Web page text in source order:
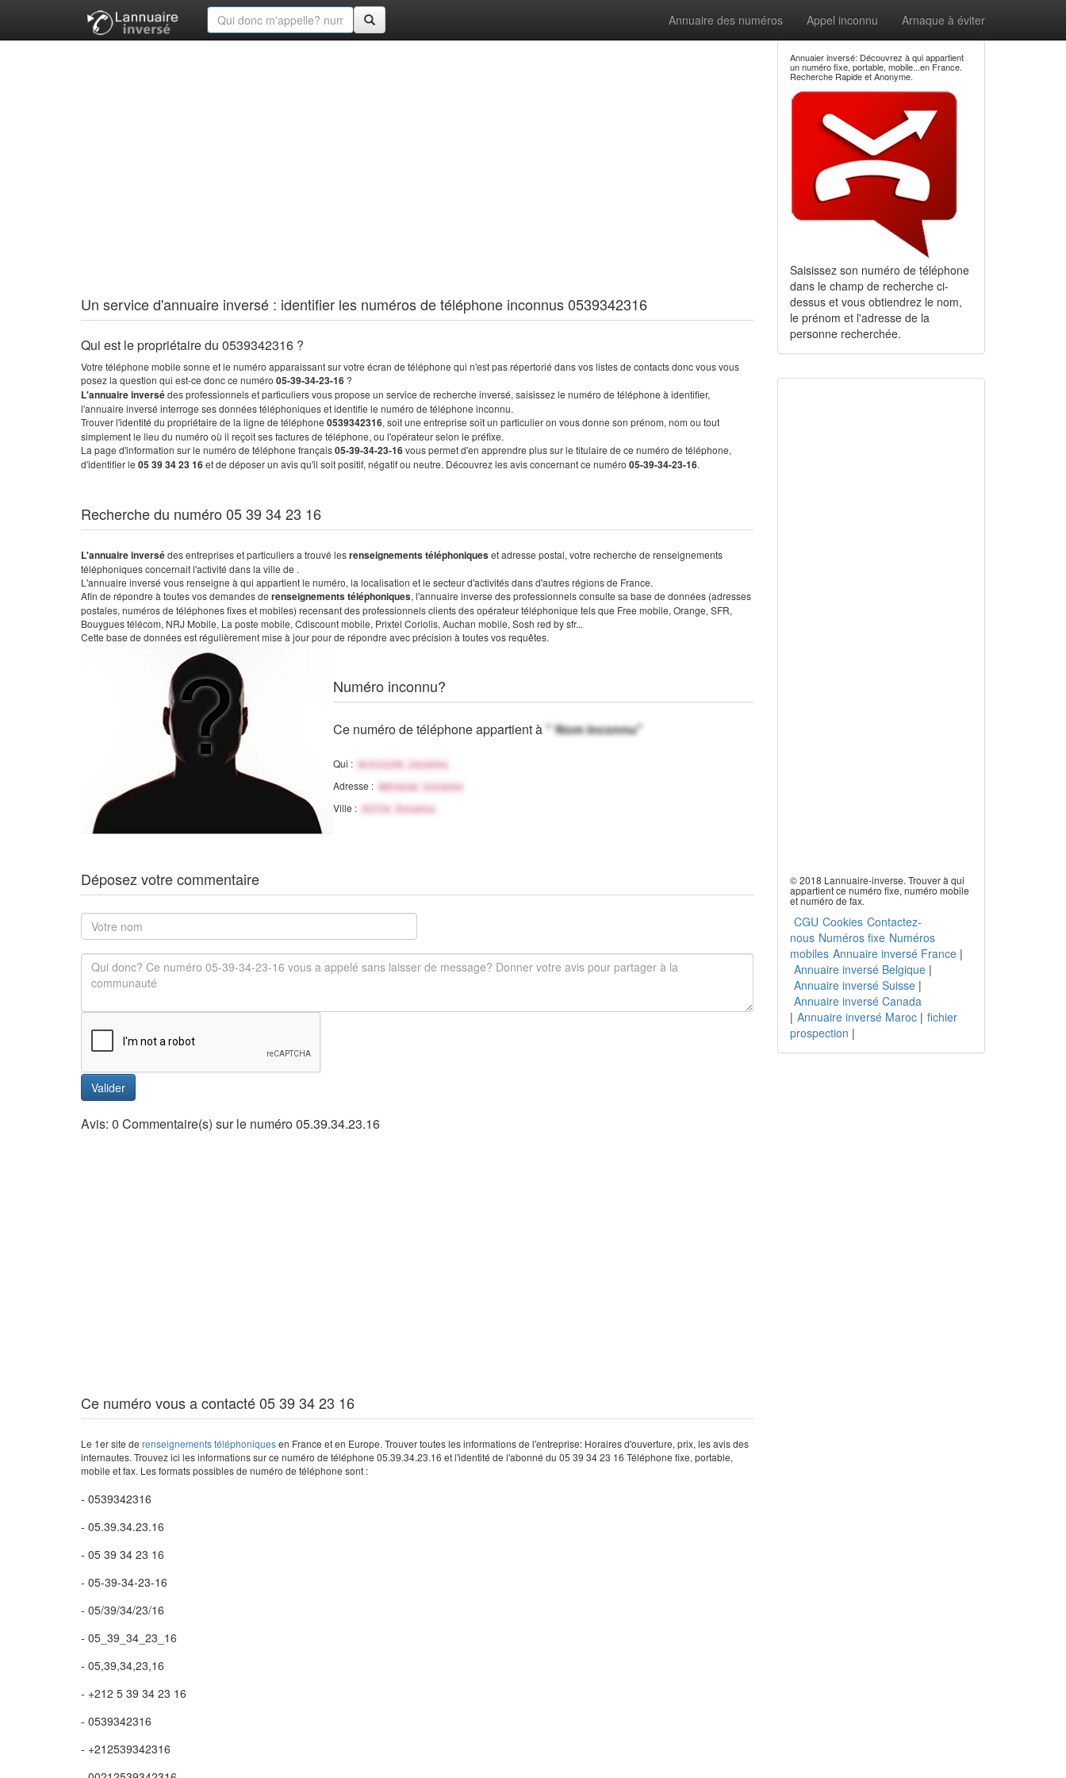
Annuaire des numéros Appel inconnu Arnaque à éviter
Un service d'annuaire inversé : identifier les numéros de téléphone inconnus 0539342316
Qui est le propriétaire du 0539342316 ?
Votre téléphone mobile sonne et le numéro apparaissant sur votre écran de téléphone qui n'est pas répertorié dans vos listes de contacts donc vous vous
posez la question qui est-ce donc ce numéro 05-39-34-23-16 ?
L'annuaire inversédes professionnels et particuliers vous propose un service de recherche inversé, saisissez le numéro de téléphone à identifier,
l'annuaire inversé interroge ses données téléphoniques et identifie le numéro de téléphone inconnu.
Trouver l'identité du propriétaire de la ligne de téléphone 0539342316, soit une entreprise soit un particulier on vous donne son prénom, nom ou tout
simplement le lieu du numéro où il reçoit ses factures de téléphone, ou l'opérateur selon le préfixe.
La page d'information sur le numéro de téléphone français05-39-34-23-16vous permet d'en apprendre plus sur le titulaire de ce numéro de téléphone,
d'identifier le 05 39 34 23 16et de déposer un avis qu'il soit positif, négatif ou neutre. Découvrez les avis concernant ce numéro 05-39-34-23-16.
Recherche du numéro 05 39 34 23 16
L'annuaire inversédes entreprises et particuliers a trouvé lesrenseignements téléphoniqueset adresse postal, votre recherche de renseignements
téléphoniques concernait l'activité dans la ville de .
L'annuaire inversé vous renseigne à qui appartient le numéro, la localisation et le secteur d'activités dans d'autres régions de France.
Afin de répondre à toutes vos demandes de renseignements téléphoniques, l'annuaire inverse des professionnels consulte sa base de données (adresses
postales, numéros de téléphones fixes et mobiles) recensant des professionnels clients des opérateur téléphonique tels que Free mobile, Orange, SFR,
Bouygues télécom, NRJ Mobile, La poste mobile, Cdiscount mobile, Prixtel Coriolis, Auchan mobile, Sosh red by sfr...
Cette base de données est régulièrement mise à jour pour de répondre avec précision à toutes vos requêtes.
Numéro inconnu?
Ce numéro de téléphone appartient à" Nom inconnu"
Qui : Activité inconnu
Adresse : Adresse inconnu
Ville : Ville Inconnu
Déposez votre commentaire
Valider
Avis: 0 Commentaire(s) sur le numéro 05.39.34.23.16
Ce numéro vous a contacté 05 39 34 23 16
Le 1er site de renseignements téléphoniquesen France et en Europe. Trouver toutes les informations de l'entreprise: Horaires d'ouverture, prix, les avis des
internautes. Trouvez ici les informations sur ce numéro de téléphone 05.39.34.23.16 et l'identité de l'abonné du 05 39 34 23 16 Téléphone fixe, portable,
mobile et fax. Les formats possibles de numéro de téléphone sont :
- 0539342316
- 05.39.34.23.16
- 05 39 34 23 16
- 05-39-34-23-16
- 05/39/34/23/16
- 05_39_34_23_16
- 05,39,34,23,16
- +212 5 39 34 23 16
- 0539342316
- +212539342316
Annuaier inversé: Découvrez à qui appartient
un numéro fixe, portable, mobile...en France.
Recherche Rapide et Anonyme.
Saisissez son numéro de téléphone
dans le champ de recherche ci-
dessus et vous obtiendrez le nom,
le prénom et l'adresse de la
personne recherchée.
© 2018 Lannuaire-inverse. Trouver à qui
appartient ce numéro fixe, numéro mobile
et numéro de fax.
CGU Cookies Contactez-
nous Numéros fixe Numéros
mobiles Annuaire inversé France|
Annuaire inversé Belgique|
Annuaire inversé Suisse|
Annuaire inversé Canada
| Annuaire inversé Maroc| fichier
prospection |